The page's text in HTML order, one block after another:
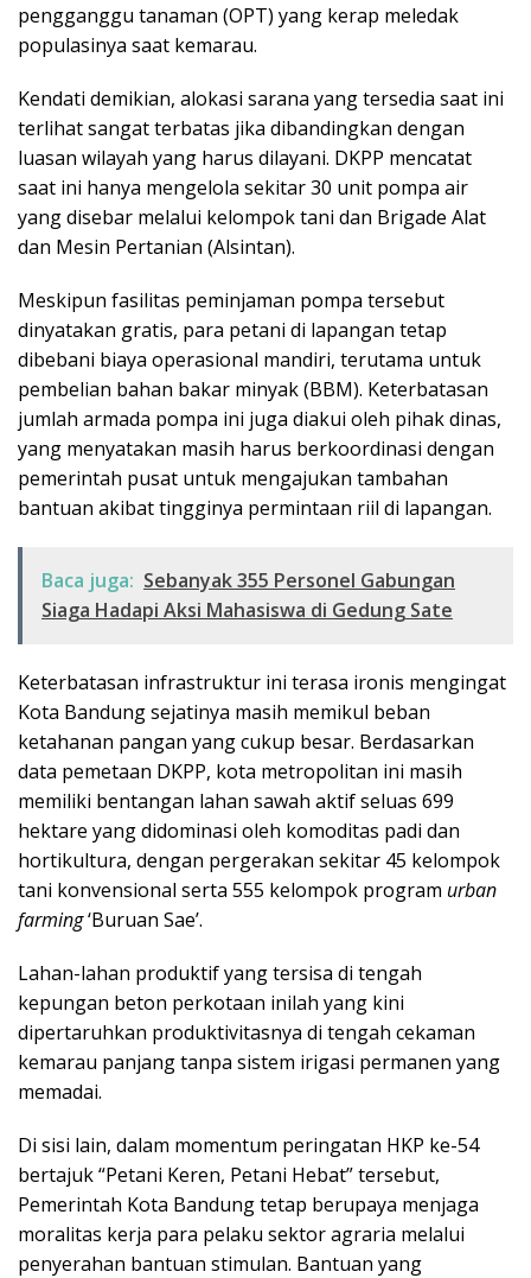
pengganggu tanaman (OPT) yang kerap meledak
populasinya saat kemarau.
​Kendati demikian, alokasi sarana yang tersedia saat ini
terlihat sangat terbatas jika dibandingkan dengan
luasan wilayah yang harus dilayani. DKPP mencatat
saat ini hanya mengelola sekitar 30 unit pompa air
yang disebar melalui kelompok tani dan Brigade Alat
dan Mesin Pertanian (Alsintan).
​Meskipun fasilitas peminjaman pompa tersebut
dinyatakan gratis, para petani di lapangan tetap
dibebani biaya operasional mandiri, terutama untuk
pembelian bahan bakar minyak (BBM). Keterbatasan
jumlah armada pompa ini juga diakui oleh pihak dinas,
yang menyatakan masih harus berkoordinasi dengan
pemerintah pusat untuk mengajukan tambahan
bantuan akibat tingginya permintaan riil di lapangan.
Baca juga: Sebanyak 355 Personel Gabungan
Siaga Hadapi Aksi Mahasiswa di Gedung Sate
​Keterbatasan infrastruktur ini terasa ironis mengingat
Kota Bandung sejatinya masih memikul beban
ketahanan pangan yang cukup besar. Berdasarkan
data pemetaan DKPP, kota metropolitan ini masih
memiliki bentangan lahan sawah aktif seluas 699
hektare yang didominasi oleh komoditas padi dan
hortikultura, dengan pergerakan sekitar 45 kelompok
tani konvensional serta 555 kelompok program urban
farming‘Buruan Sae’.
​Lahan-lahan produktif yang tersisa di tengah
kepungan beton perkotaan inilah yang kini
dipertaruhkan produktivitasnya di tengah cekaman
kemarau panjang tanpa sistem irigasi permanen yang
memadai.
​Di sisi lain, dalam momentum peringatan HKP ke-54
bertajuk “Petani Keren, Petani Hebat” tersebut,
Pemerintah Kota Bandung tetap berupaya menjaga
moralitas kerja para pelaku sektor agraria melalui
penyerahan bantuan stimulan. Bantuan yang